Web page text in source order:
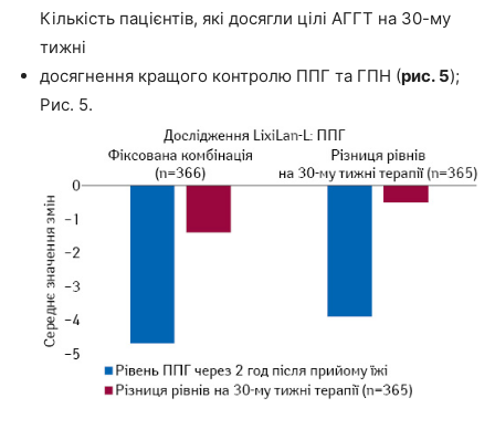
Кількість пацієнтів, які досягли цілі АГГТ на 30-му
тижні
досягнення кращого контролю ППГ та ГПН (рис. 5);
Рис. 5.